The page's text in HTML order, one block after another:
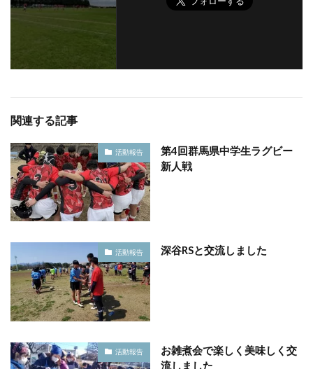
関連する記事
活動報告
第4回群馬県中学生ラグビー
新人戦
活動報告 深谷RSと交流しました
活動報告
お雑煮会で楽しく美味しく交
流しました